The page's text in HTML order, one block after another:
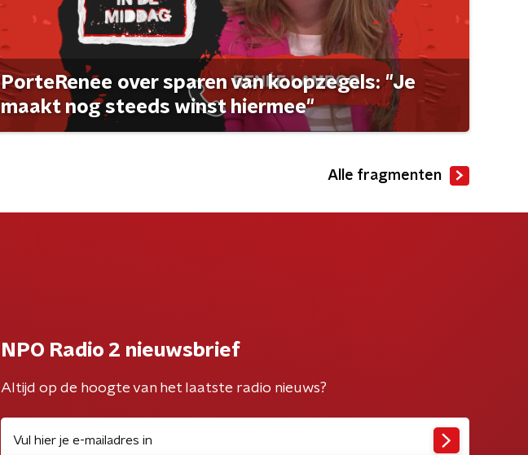
PorteRenee over sparen van koopzegels: "Je
maakt nog steeds winst hiermee"
Alle fragmenten
NPO Radio 2 nieuwsbrief
Altijd op de hoogte van het laatste radio nieuws?